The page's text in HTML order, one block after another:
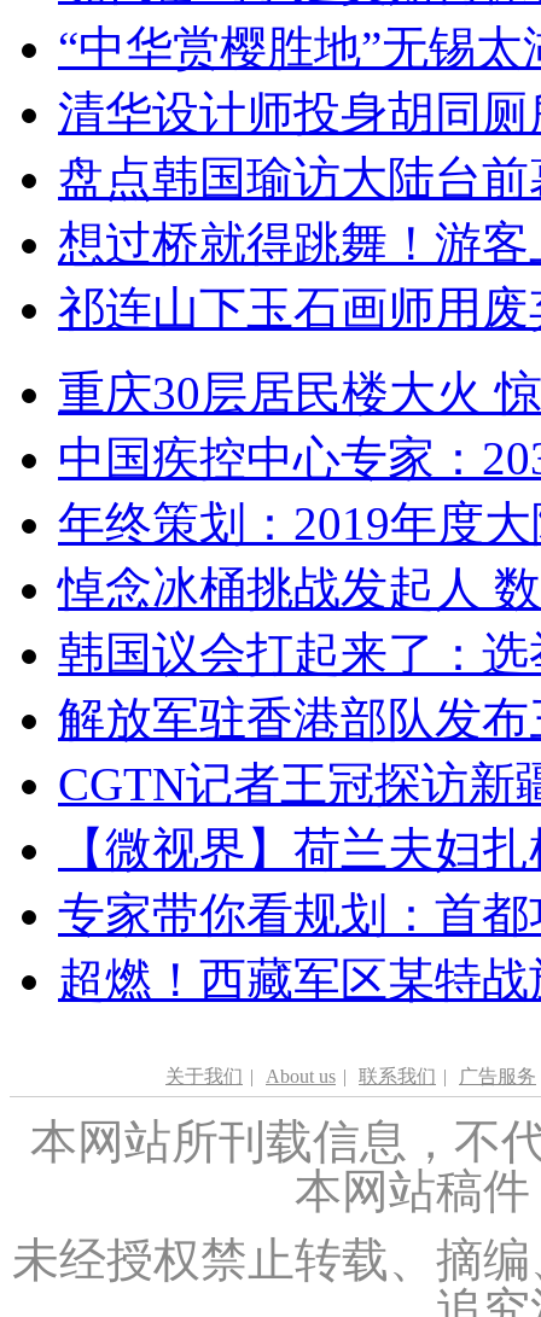
“中华赏樱胜地”无锡
清华设计师投身胡同
盘点韩国瑜访大陆台
想过桥就得跳舞！游客
祁连山下玉石画师用
重庆30层居民楼大火
中国疾控中心专家：
年终策划：2019年度
悼念冰桶挑战发起人
韩国议会打起来了：
解放军驻香港部队发
CGTN记者王冠探访新
【微视界】荷兰夫妇
专家带你看规划：首
超燃！西藏军区某特
关于我们 | About us | 联系我们 | 广告服务
本网站所刊载信息，不
本网站稿
未经授权禁止转载、摘